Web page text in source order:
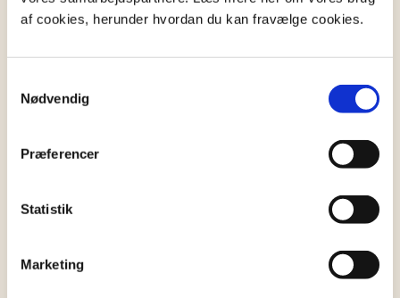
af cookies, herunder hvordan du kan fravælge cookies.
Nødvendig
Præferencer
Statistik
Marketing
retfærdighed. Inklusion er centralt – alle børn,
uanset om de er biologiske eller bonusbørn, skal
føle sig som en naturlig del af familien. Derfor er
at alle bliver hørt. Det styrker tilhørsforholdet og
på deres egen hverdag.
Sæt tid af til individuelle relationer
Relationer kræver nærvær, og i en travl hverdag
kan det være svært at finde tid til at opbygge bånd
på tværs af familiekonstellationen. Derfor er det